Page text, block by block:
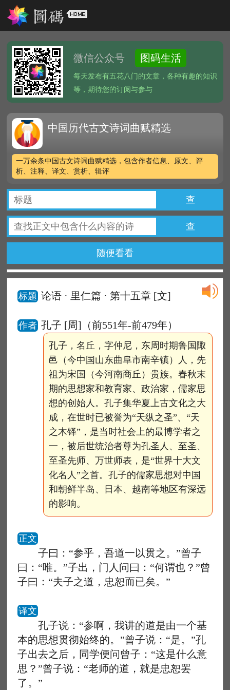
微信公众号 图码生活
每天发布有五花八门的文章，各种有趣的知识
等，期待您的订阅与参与
中国历代古文诗词曲赋精选
一万余条中国古文诗词曲赋精选，包含作者信息、原文、评
析、注释、译文、赏析、辑评
查
查
随便看看
标题 论语 · 里仁篇 · 第十五章 [文]
作者 孔子 [周]（前551年-前479年）
孔子，名丘，字仲尼，东周时期鲁国陬
邑（今中国山东曲阜市南辛镇）人，先
祖为宋国（今河南商丘）贵族。春秋末
期的思想家和教育家、政治家，儒家思
想的创始人。孔子集华夏上古文化之大
成，在世时已被誉为“天纵之圣”、“天
之木铎”，是当时社会上的最博学者之
一，被后世统治者尊为孔圣人、至圣、
至圣先师、万世师表，是“世界十大文
化名人”之首。孔子的儒家思想对中国
和朝鲜半岛、日本、越南等地区有深远
的影响。
正文
子曰：“参乎，吾道一以贯之。”曾子
曰：“唯。”子出，门人问曰：“何谓也？”曾
子曰：“夫子之道，忠恕而已矣。”
译文
孔子说：“参啊，我讲的道是由一个基
本的思想贯彻始终的。”曾子说：“是。”孔
子出去之后，同学便问曾子：“这是什么意
思？”曾子说：“老师的道，就是忠恕罢
了。”